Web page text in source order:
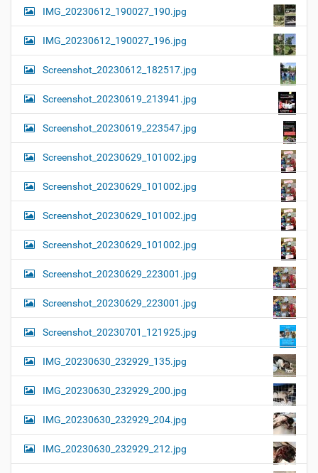
IMG_20230612_190027_190.jpg
IMG_20230612_190027_196.jpg
Screenshot_20230612_182517.jpg
Screenshot_20230619_213941.jpg
Screenshot_20230619_223547.jpg
Screenshot_20230629_101002.jpg
Screenshot_20230629_101002.jpg
Screenshot_20230629_101002.jpg
Screenshot_20230629_101002.jpg
Screenshot_20230629_223001.jpg
Screenshot_20230629_223001.jpg
Screenshot_20230701_121925.jpg
IMG_20230630_232929_135.jpg
IMG_20230630_232929_200.jpg
IMG_20230630_232929_204.jpg
IMG_20230630_232929_212.jpg